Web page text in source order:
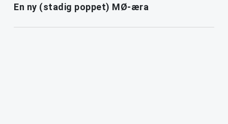
En ny (stadig poppet) MØ-æra